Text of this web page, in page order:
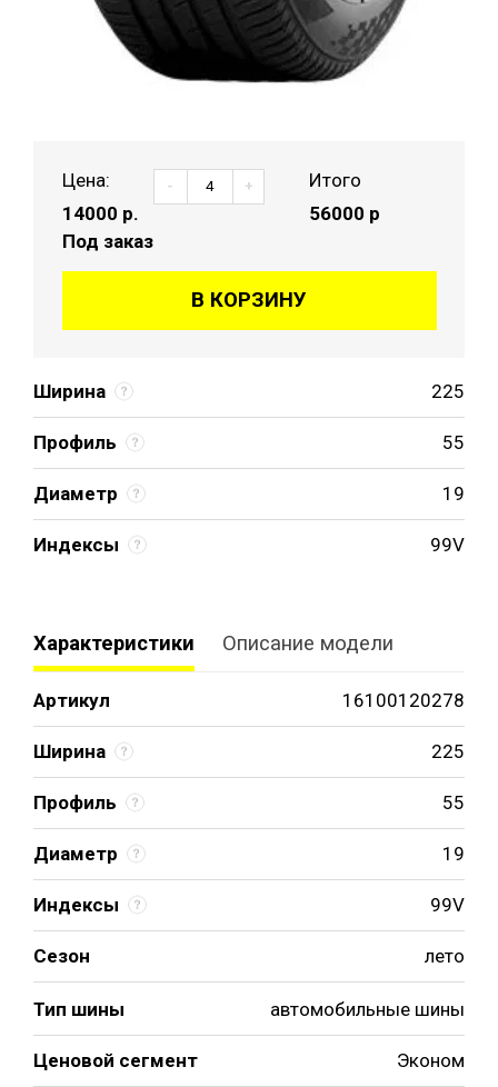
Ширина 225
Профиль 55
Диаметр 19
Индексы 99V
Цена:
14000 р.
Под заказ
- +
Итого
56000 р
В КОРЗИНУ
Характеристики Описание модели
Артикул 16100120278
Ширина 225
Профиль 55
Диаметр 19
Индексы 99V
Сезон лето
Тип шины автомобильные шины
Ценовой сегмент Эконом